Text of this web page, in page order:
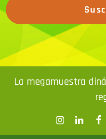
La megamuestra